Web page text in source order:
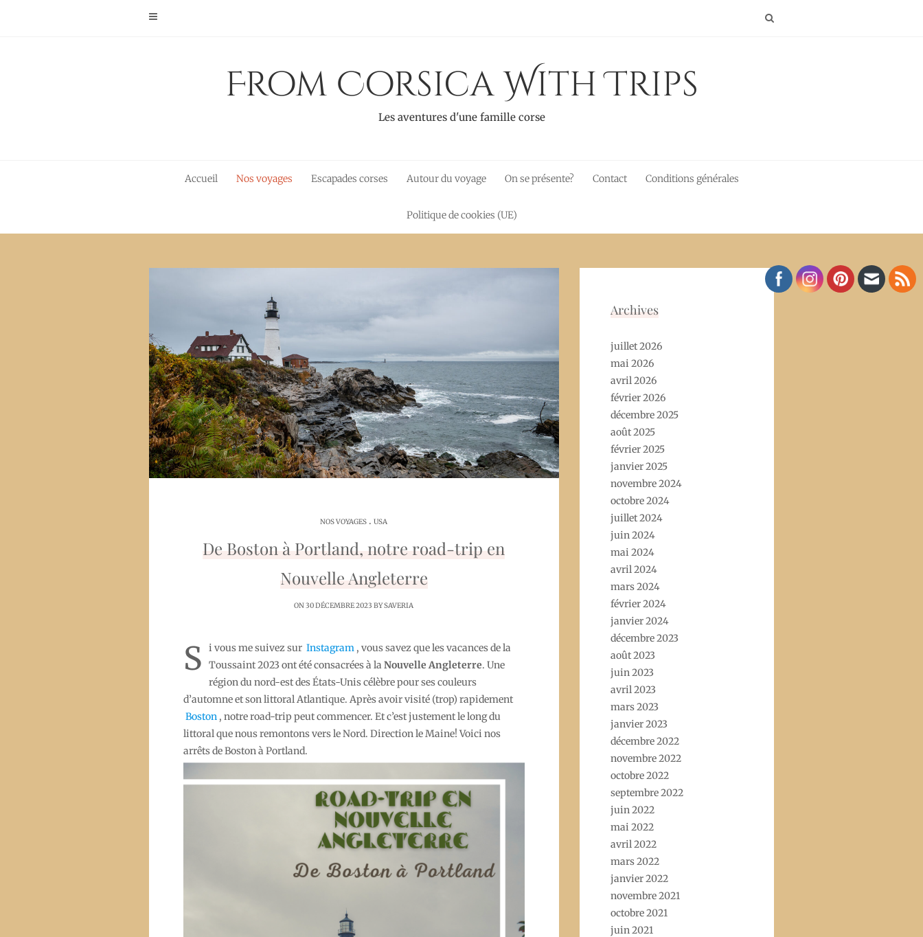
From Corsica With Trips
Les aventures d'une famille corse
Accueil Nos voyages Escapades corses Autour du voyage On se présente? Contact Conditions générales
Politique de cookies (UE)
NOS VOYAGES .USA
De Boston à Portland, notre road-trip en
Nouvelle Angleterre
ON 30 DÉCEMBRE 2023 BYSAVERIA
S i vous me suivez sur Instagram , vous savez que les vacances de la
Toussaint 2023 ont été consacrées à la Nouvelle Angleterre. Une
région du nord-est des États-Unis célèbre pour ses couleurs
d’automne et son littoral Atlantique. Après avoir visité (trop) rapidement
Boston , notre road-trip peut commencer. Et c’est justement le long du
littoral que nous remontons vers le Nord. Direction le Maine! Voici nos
arrêts de Boston à Portland.
Archives
juillet 2026
mai 2026
avril 2026
février 2026
décembre 2025
août 2025
février 2025
janvier 2025
novembre 2024
octobre 2024
juillet 2024
juin 2024
mai 2024
avril 2024
mars 2024
février 2024
janvier 2024
décembre 2023
août 2023
juin 2023
avril 2023
mars 2023
janvier 2023
décembre 2022
novembre 2022
octobre 2022
septembre 2022
juin 2022
mai 2022
avril 2022
mars 2022
janvier 2022
novembre 2021
octobre 2021
juin 2021